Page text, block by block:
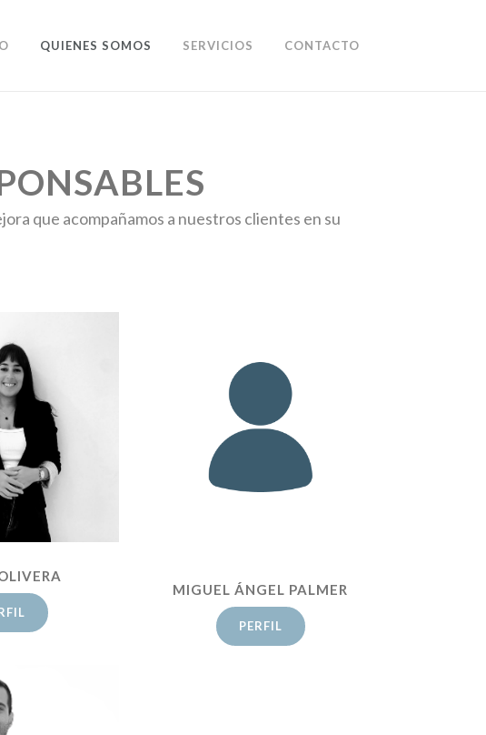
QUIENES SOMOS SERVICIOS CONTACTO
que acompañamos a nuestros clientes en su
MIGUEL ÁNGEL PALMER
PERFIL